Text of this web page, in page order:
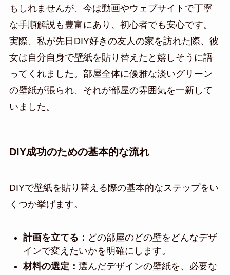
もしれませんが、今は動画やウェブサイトで丁寧
な手順解説も豊富にあり、初心者でも安心です。
実際、私が先日DIY好きの友人の家を訪れた際、彼
女は自分自身で壁紙を貼り替えたと嬉しそうに語
ってくれました。部屋全体に優雅な淡いグリーン
の壁紙が張られ、それが部屋の雰囲気を一新して
いました。
DIY成功のための基本的な流れ
DIYで壁紙を貼り替える際の基本的なステップをい
くつか挙げます。
計画を立てる： どの部屋のどの壁をどんなデザ
インで変えたいかを明確にします。
材料の選定： 選んだデザインの壁紙を、必要な